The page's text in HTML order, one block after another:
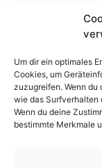
Um dir ein optimales
Cookies, um
zuzugreifen. Wenn du
wie das Surfverhalten
Wenn du deine
bestimmte Merkmale
wide network
requests. In
planters from
antiques and
portfolio.